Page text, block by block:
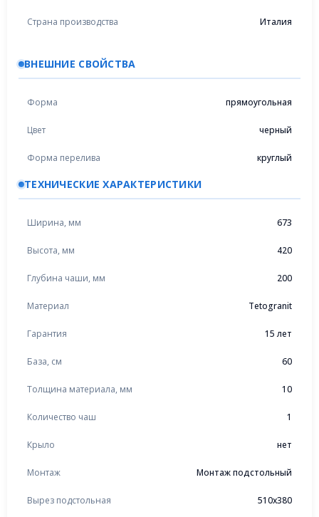
Страна производства Италия
ВНЕШНИЕ СВОЙСТВА
Форма прямоугольная
Цвет черный
Форма перелива круглый
ТЕХНИЧЕСКИЕ ХАРАКТЕРИСТИКИ
Ширина, мм 673
Высота, мм 420
Глубина чаши, мм 200
Материал Tetogranit
Гарантия 15 лет
База, см 60
Толщина материала, мм 10
Количество чаш 1
Крыло нет
Монтаж Монтаж подстольный
Вырез подстольная 510x380